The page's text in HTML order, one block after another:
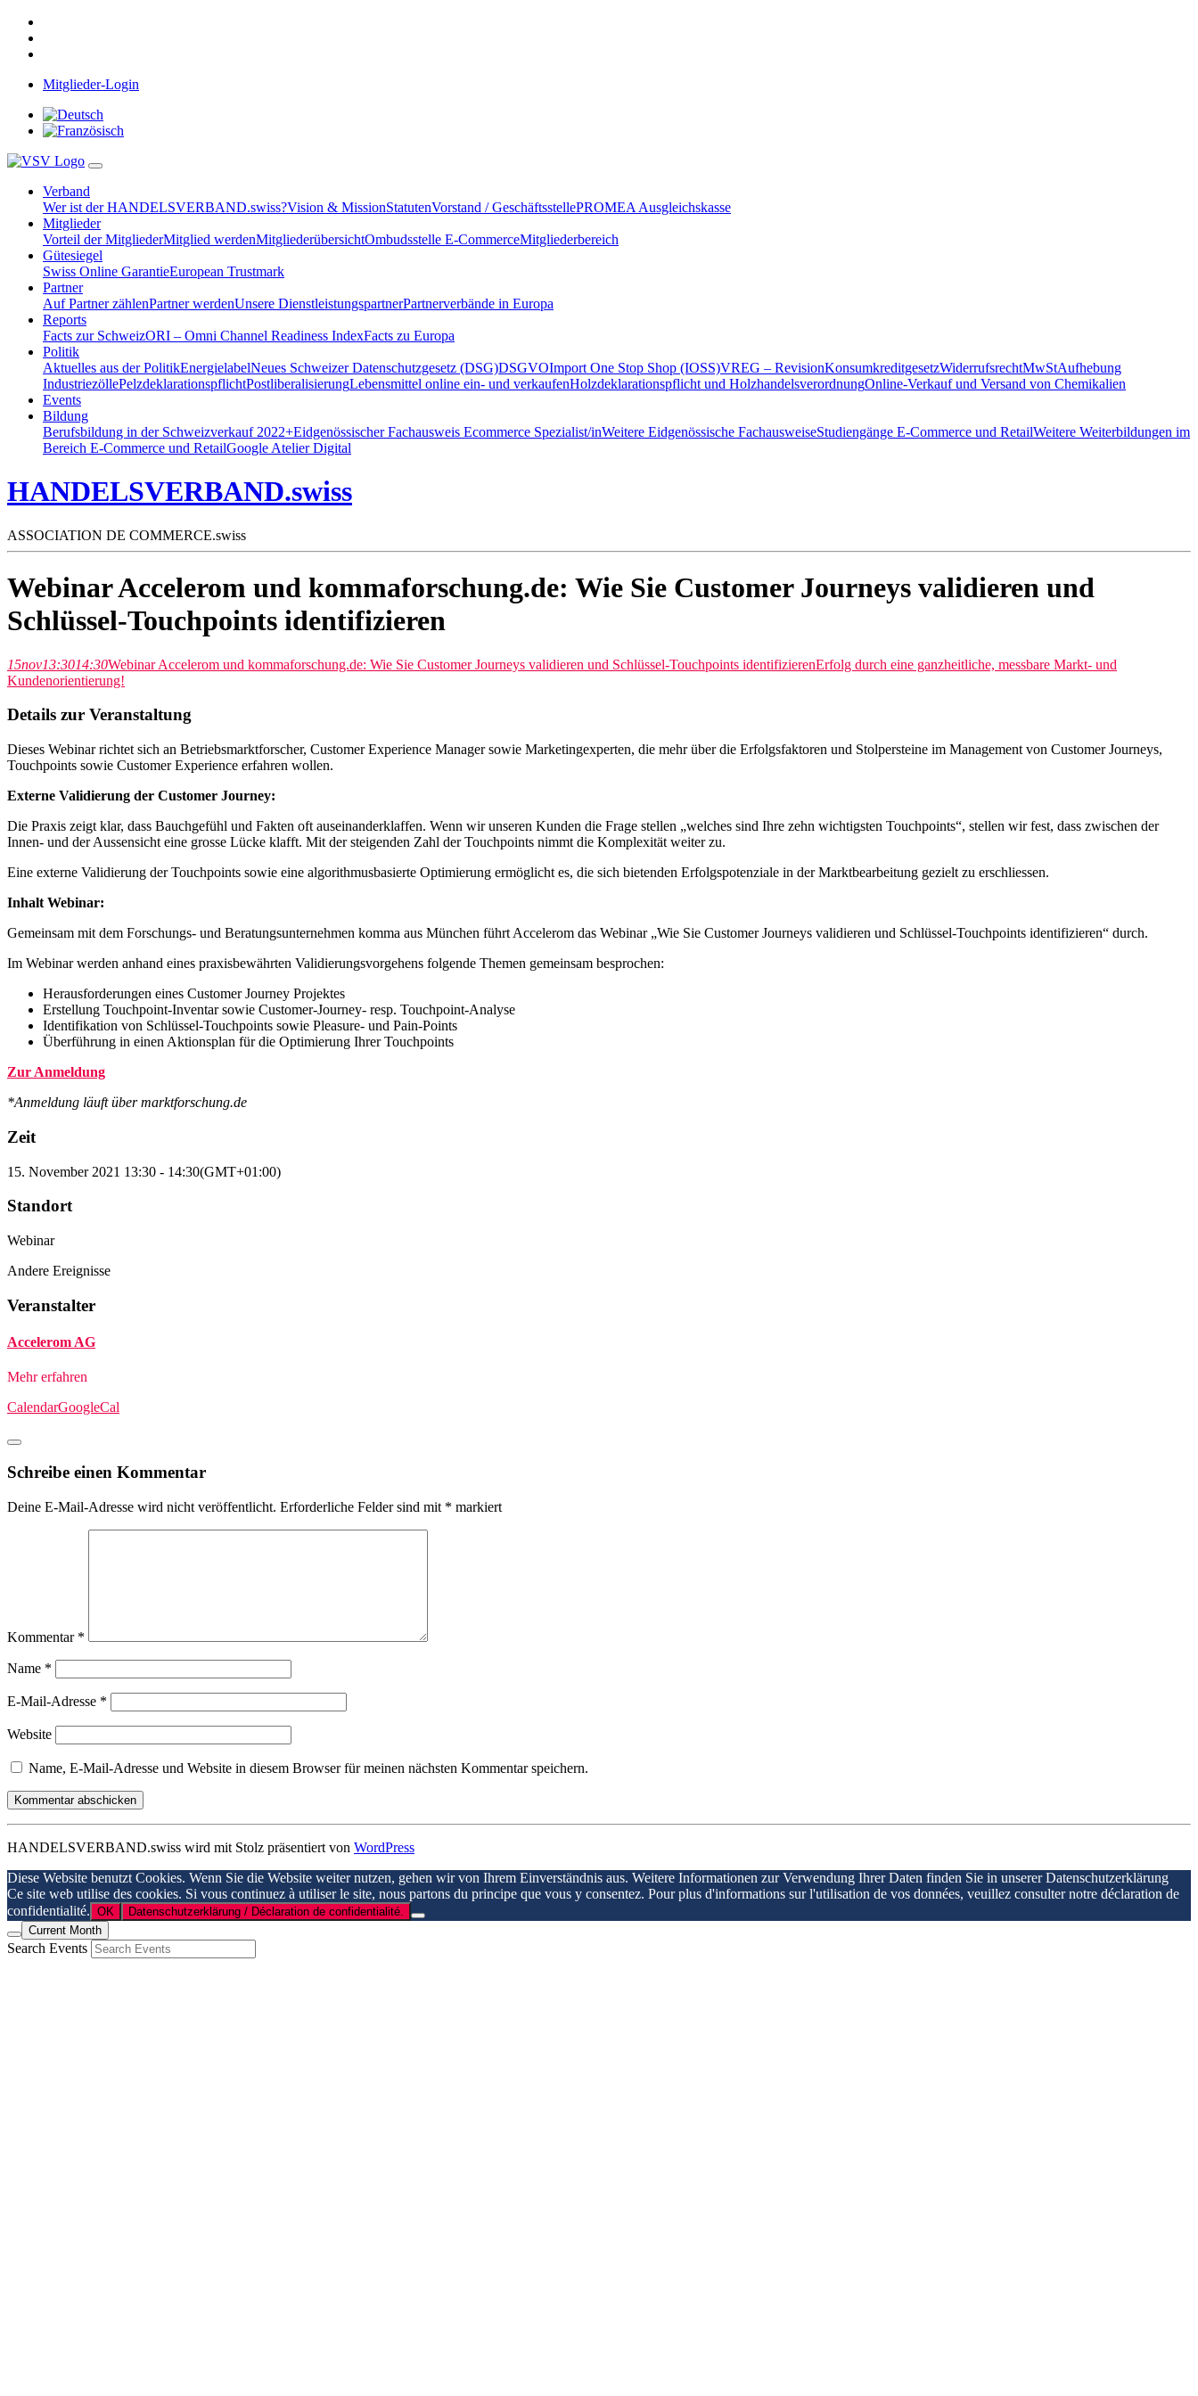
Mitglieder-Login
Verband
Wer ist der HANDELSVERBAND.swiss?Vision & MissionStatutenVorstand / GeschäftsstellePROMEA Ausgleichskasse
Mitglieder
Vorteil der MitgliederMitglied werdenMitgliederübersichtOmbudsstelle E-CommerceMitgliederbereich
Gütesiegel
Swiss Online GarantieEuropean Trustmark
Partner
Auf Partner zählenPartner werdenUnsere DienstleistungspartnerPartnerverbände in Europa
Reports
Facts zur SchweizORI – Omni Channel Readiness IndexFacts zu Europa
Politik
Aktuelles aus der PolitikEnergielabelNeues Schweizer Datenschutzgesetz (DSG)DSGVOImport One Stop Shop (IOSS)VREG – RevisionKonsumkreditgesetzWiderrufsrechtMwStAufhebung
IndustriezöllePelzdeklarationspflichtPostliberalisierungLebensmittel online ein- und verkaufenHolzdeklarationspflicht und HolzhandelsverordnungOnline-Verkauf und Versand von Chemikalien
Events
Bildung
Berufsbildung in der Schweizverkauf 2022+Eidgenössischer Fachausweis Ecommerce Spezialist/inWeitere Eidgenössische FachausweiseStudiengänge E-Commerce und RetailWeitere Weiterbildungen im
Bereich E-Commerce und RetailGoogle Atelier Digital
HANDELSVERBAND.swiss
ASSOCIATION DE COMMERCE.swiss
Webinar Accelerom und kommaforschung.de: Wie Sie Customer Journeys validieren und
Schlüssel-Touchpoints identifizieren
15nov13:3014:30Webinar Accelerom und kommaforschung.de: Wie Sie Customer Journeys validieren und Schlüssel-Touchpoints identifizierenErfolg durch eine ganzheitliche, messbare Markt- und
Kundenorientierung!
Details zur Veranstaltung
Dieses Webinar richtet sich an Betriebsmarktforscher, Customer Experience Manager sowie Marketingexperten, die mehr über die Erfolgsfaktoren und Stolpersteine im Management von Customer Journeys,
Touchpoints sowie Customer Experience erfahren wollen.
Externe Validierung der Customer Journey:
Die Praxis zeigt klar, dass Bauchgefühl und Fakten oft auseinanderklaffen. Wenn wir unseren Kunden die Frage stellen „welches sind Ihre zehn wichtigsten Touchpoints“, stellen wir fest, dass zwischen der
Innen- und der Aussensicht eine grosse Lücke klafft. Mit der steigenden Zahl der Touchpoints nimmt die Komplexität weiter zu.
Eine externe Validierung der Touchpoints sowie eine algorithmusbasierte Optimierung ermöglicht es, die sich bietenden Erfolgspotenziale in der Marktbearbeitung gezielt zu erschliessen.
Inhalt Webinar:
Gemeinsam mit dem Forschungs- und Beratungsunternehmen komma aus München führt Accelerom das Webinar „Wie Sie Customer Journeys validieren und Schlüssel-Touchpoints identifizieren“ durch.
Im Webinar werden anhand eines praxisbewährten Validierungsvorgehens folgende Themen gemeinsam besprochen:
Herausforderungen eines Customer Journey Projektes
Erstellung Touchpoint-Inventar sowie Customer-Journey- resp. Touchpoint-Analyse
Identifikation von Schlüssel-Touchpoints sowie Pleasure- und Pain-Points
Überführung in einen Aktionsplan für die Optimierung Ihrer Touchpoints
Zur Anmeldung
*Anmeldung läuft über marktforschung.de
Zeit
15. November 2021 13:30 - 14:30(GMT+01:00)
Standort
Webinar
Andere Ereignisse
Veranstalter
Accelerom AG
Mehr erfahren
CalendarGoogleCal
Schreibe einen Kommentar
Deine E-Mail-Adresse wird nicht veröffentlicht. Erforderliche Felder sind mit * markiert
Kommentar *
Name *
E-Mail-Adresse *
Website
Name, E-Mail-Adresse und Website in diesem Browser für meinen nächsten Kommentar speichern.
HANDELSVERBAND.swiss wird mit Stolz präsentiert von WordPress
Diese Website benutzt Cookies. Wenn Sie die Website weiter nutzen, gehen wir von Ihrem Einverständnis aus. Weitere Informationen zur Verwendung Ihrer Daten finden Sie in unserer Datenschutzerklärung
Ce site web utilise des cookies. Si vous continuez à utiliser le site, nous partons du principe que vous y consentez. Pour plus d'informations sur l'utilisation de vos données, veuillez consulter notre déclaration de
confidentialité. OK
Datenschutzerklärung / Déclaration de confidentialité.
Current Month
Search Events